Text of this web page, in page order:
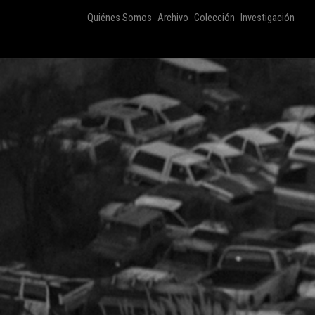
Quiénes Somos Archivo Colección Investigación